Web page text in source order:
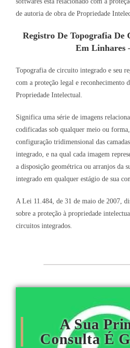
de autoria de obra de Propriedade
Registro De Topografia
Em Linhares
Topografia de circuito integrado e seu
com a proteção legal e reconhecimento
Propriedade Intelectual.
Significa uma série de imagens
codificadas sob qualquer meio ou
configuração tridimensional das
integrado, e na qual cada imagem
a disposição geométrica ou arranjos da
integrado em qualquer estágio de sua
A Lei 11.484, de 31 de maio de 2007,
sobre a proteção à propriedade
circuitos integrados.
A Sua
Consulta É